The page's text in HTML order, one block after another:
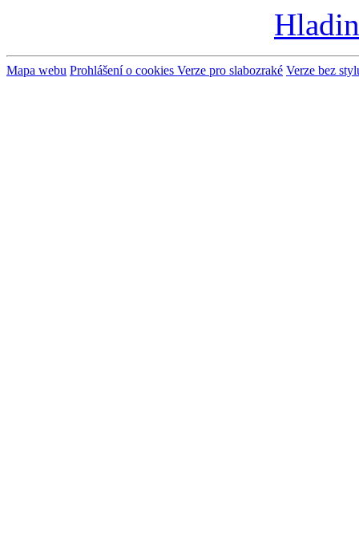
Mapa webu Prohlášení o cookies Verze pro slabozraké Verze bez